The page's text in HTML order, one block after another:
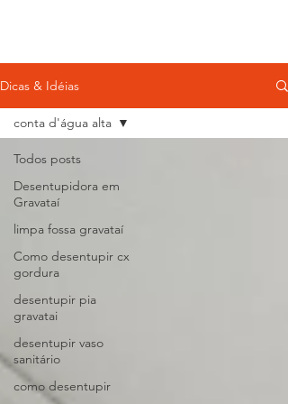
Dicas & Idéias
Todos posts
Desentupidora em
Gravataí
limpa fossa gravataí
Como desentupir cx
gordura
desentupir pia
gravatai
desentupir vaso
sanitário
como desentupir
conta d'água alta